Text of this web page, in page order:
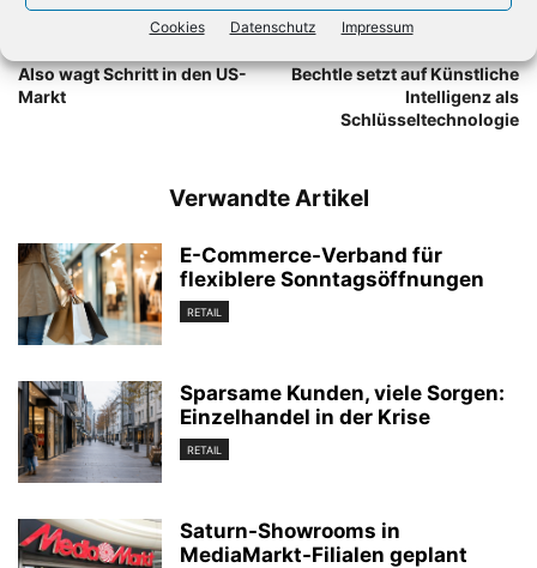
Cookies Datenschutz Impressum
Also wagt Schritt in den US-
Markt
Nächster Artikel
Bechtle setzt auf Künstliche
Intelligenz als
Schlüsseltechnologie
Verwandte Artikel
E-Commerce-Verband für
flexiblere Sonntagsöffnungen
RETAIL
Sparsame Kunden, viele Sorgen:
Einzelhandel in der Krise
RETAIL
Saturn-Showrooms in
MediaMarkt-Filialen geplant